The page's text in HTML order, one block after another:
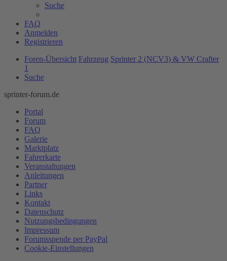
Suche
FAQ
Anmelden
Registrieren
Foren-Übersicht Fahrzeug Sprinter 2 (NCV3) & VW Crafter
1
Suche
sprinter-forum.de
Portal
Forum
FAQ
Galerie
Marktplatz
Fahrerkarte
Veranstaltungen
Anleitungen
Partner
Links
Kontakt
Datenschutz
Nutzungsbedingungen
Impressum
Forumsspende per PayPal
Cookie-Einstellungen